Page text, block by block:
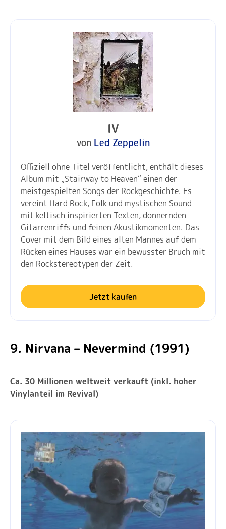
IV
von Led Zeppelin
Offiziell ohne Titel veröffentlicht, enthält dieses
Album mit „Stairway to Heaven“ einen der
meistgespielten Songs der Rockgeschichte. Es
vereint Hard Rock, Folk und mystischen Sound –
mit keltisch inspirierten Texten, donnernden
Gitarrenriffs und feinen Akustikmomenten. Das
Cover mit dem Bild eines alten Mannes auf dem
Rücken eines Hauses war ein bewusster Bruch mit
den Rockstereotypen der Zeit.
Jetzt kaufen
9. Nirvana – Nevermind (1991)
Ca. 30 Millionen weltweit verkauft (inkl. hoher
Vinylanteil im Revival)